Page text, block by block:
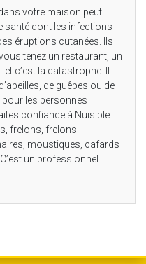
votre maison peut
santé dont les infections
éruptions cutanées. Ils
tenez un restaurant, un
c’est la catastrophe. Il
de guêpes ou de
les personnes
confiance à Nuisible
frelons, frelons
moustiques, cafards
un professionnel